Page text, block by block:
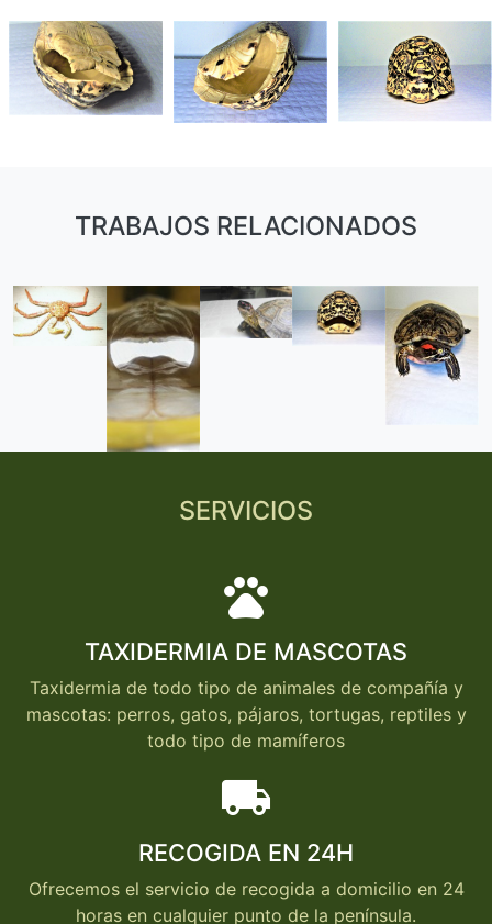
TRABAJOS RELACIONADOS
SERVICIOS
pets
TAXIDERMIA DE MASCOTAS
Taxidermia de todo tipo de animales de compañía y
mascotas: perros, gatos, pájaros, tortugas, reptiles y
todo tipo de mamíferos
local_shipping
RECOGIDA EN 24H
Ofrecemos el servicio de recogida a domicilio en 24
horas en cualquier punto de la península.